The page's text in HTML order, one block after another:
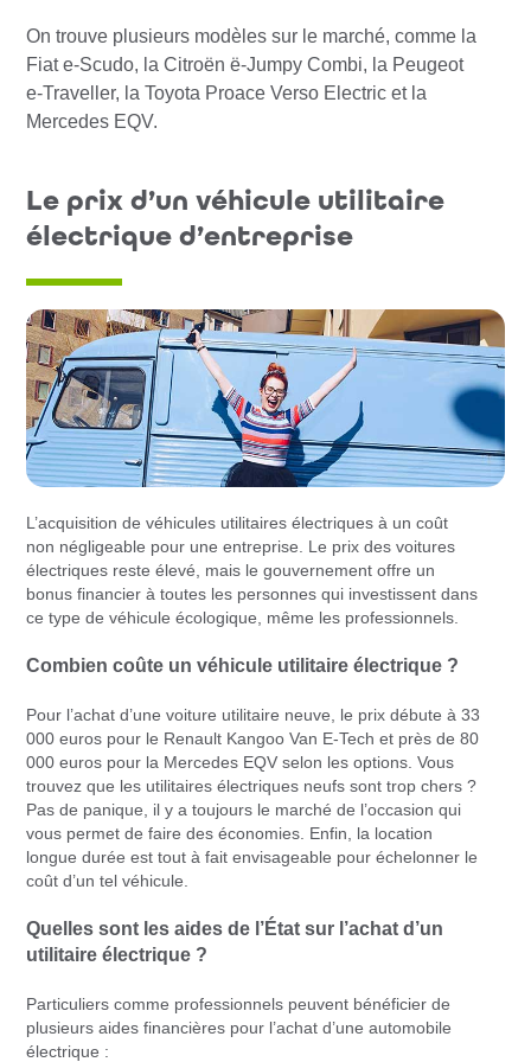
On trouve plusieurs modèles sur le marché, comme la
Fiat e-Scudo, la Citroën ë-Jumpy Combi, la Peugeot
e-Traveller, la Toyota Proace Verso Electric et la
Mercedes EQV.
Le prix d’un véhicule utilitaire
électrique d’entreprise
L’acquisition de véhicules utilitaires électriques à un coût
non négligeable pour une entreprise. Le prix des voitures
électriques reste élevé, mais le gouvernement offre un
bonus financier à toutes les personnes qui investissent dans
ce type de véhicule écologique, même les professionnels.
Combien coûte un véhicule utilitaire électrique ?
Pour l’achat d’une voiture utilitaire neuve, le prix débute à 33
000 euros pour le Renault Kangoo Van E-Tech et près de 80
000 euros pour la Mercedes EQV selon les options. Vous
trouvez que les utilitaires électriques neufs sont trop chers ?
Pas de panique, il y a toujours le marché de l’occasion qui
vous permet de faire des économies. Enfin, la location
longue durée est tout à fait envisageable pour échelonner le
coût d’un tel véhicule.
Quelles sont les aides de l’État sur l’achat d’un
utilitaire électrique ?
Particuliers comme professionnels peuvent bénéficier de
plusieurs aides financières pour l’achat d’une automobile
électrique :